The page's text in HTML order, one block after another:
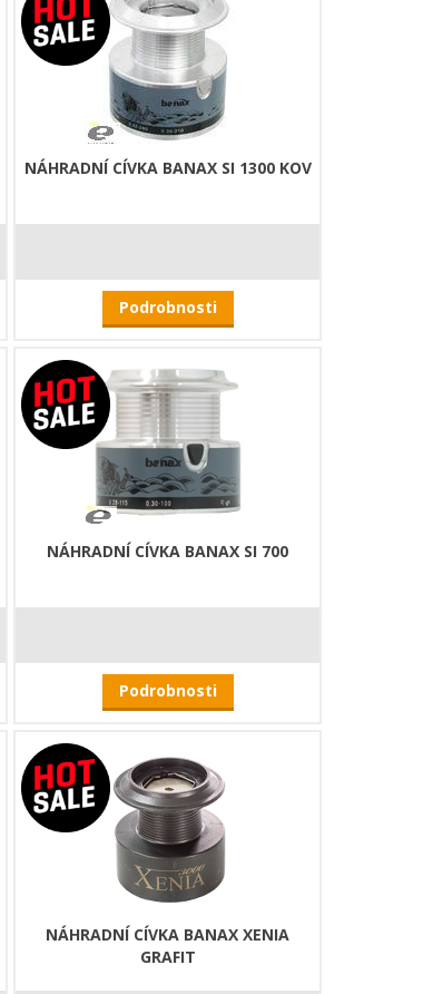
NÁHRADNÍ CÍVKA BANAX SI 1300 KOV
Podrobnosti
NÁHRADNÍ CÍVKA BANAX SI 700
Podrobnosti
NÁHRADNÍ CÍVKA BANAX XENIA
GRAFIT